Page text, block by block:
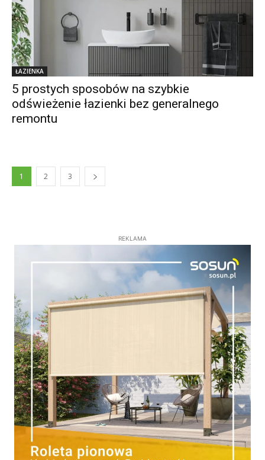
ŁAZIENKA
5 prostych sposobów na szybkie
odświeżenie łazienki bez generalnego
remontu
1 2 3
REKLAMA